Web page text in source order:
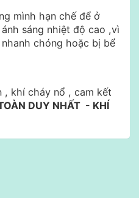
mình hạn chế để ở
sáng nhiệt độ cao ,vì
chóng hoặc bị bể
, khí cháy nổ , cam kết
DUY NHẤT - KHÍ